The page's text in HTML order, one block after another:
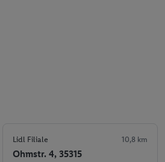
Lidl Filiale 10,8 km
Ohmstr. 4, 35315